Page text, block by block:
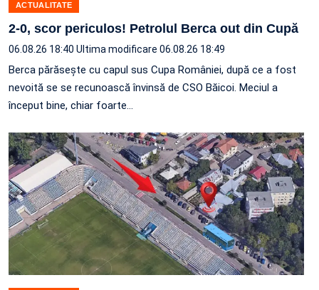
ACTUALITATE
2-0, scor periculos! Petrolul Berca out din Cupă
06.08.26 18:40 Ultima modificare 06.08.26 18:49
Berca părăsește cu capul sus Cupa României, după ce a fost
nevoită se se recunoască învinsă de CSO Băicoi. Meciul a
început bine, chiar foarte…